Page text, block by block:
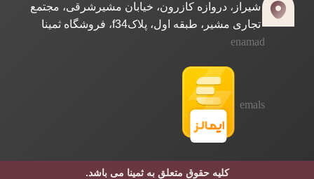
شیراز، دروازه کازرون، خیابان مشیرشرقی، مجتمع
تجاری مشیر، طبقه اول، پلاکf34، فروشگاه ثمینا
enamad
emals
کلیه حقوق متعلق به ثمینا می باشد.